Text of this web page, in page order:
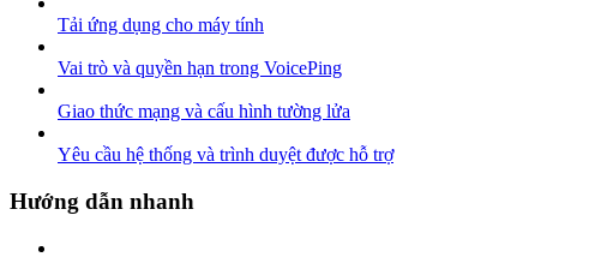
Tải ứng dụng cho máy tính
Vai trò và quyền hạn trong VoicePing
Giao thức mạng và cấu hình tường lửa
Yêu cầu hệ thống và trình duyệt được hỗ trợ
Hướng dẫn nhanh